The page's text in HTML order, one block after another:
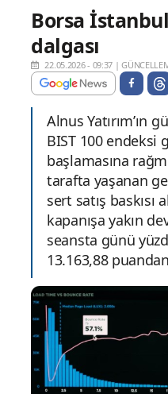
Borsa
dalgası
22.05.2026 - 09:37 |
Alnus Yatırım’ın
BIST 100 endeksi
başlamasına
tarafta yaşanan
sert satış baskısı
kapanışa yakın
seansta günü
13.163,88